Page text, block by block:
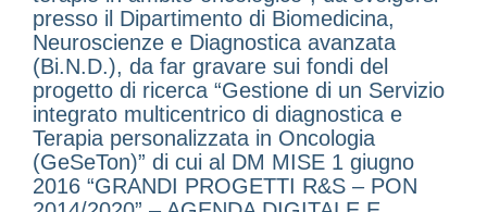
presso il Dipartimento di Biomedicina,
Neuroscienze e Diagnostica avanzata
(Bi.N.D.), da far gravare sui fondi del
progetto di ricerca “Gestione di un Servizio
integrato multicentrico di diagnostica e
Terapia personalizzata in Oncologia
(GeSeTon)” di cui al DM MISE 1 giugno
2016 “GRANDI PROGETTI R&S – PON